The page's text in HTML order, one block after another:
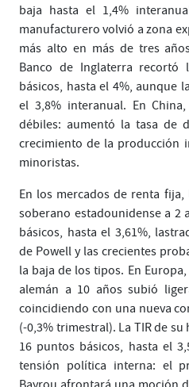
baja hasta el 1,4%
manufacturero volvió a zona
más alto en más de tres
Banco de Inglaterra
básicos, hasta el 4%, aunque
el 3,8% interanual. En
débiles: aumentó la tasa de
crecimiento de la producción
minoristas.
En los mercados de renta
soberano estadounidense a 2
básicos, hasta el 3,61%,
de Powell y las crecientes
la baja de los tipos. En
alemán a 10 años subió
coincidiendo con una nueva
(-0,3% trimestral). La TIR de
16 puntos básicos, hasta el
tensión política interna: el